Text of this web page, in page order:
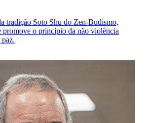
tradição Soto Shu do Zen-Budismo,
promove o princípio da não violência